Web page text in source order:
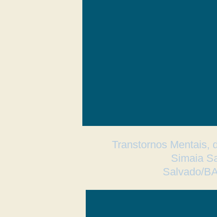
Transtornos Mentais,
Simaia
Salvado/